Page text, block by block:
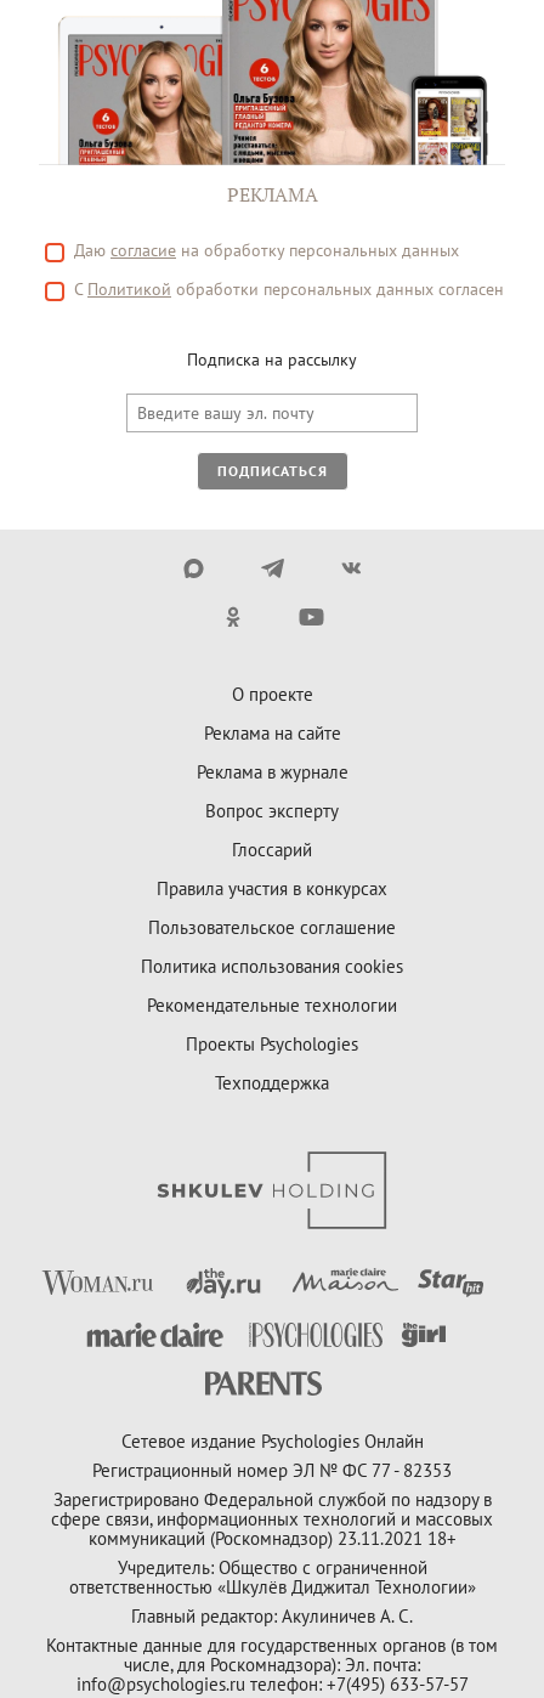
РЕКЛАМА
Даю согласие на обработку персональных данных
С Политикой обработки персональных данных согласен
Подписка на рассылку
ПОДПИСАТЬСЯ
О проекте
Реклама на сайте
Реклама в журнале
Вопрос эксперту
Глоссарий
Правила участия в конкурсах
Пользовательское соглашение
Политика использования cookies
Рекомендательные технологии
Проекты Psychologies
Техподдержка
Сетевое издание Psychologies Онлайн
Регистрационный номер ЭЛ № ФС 77 - 82353
Зарегистрировано Федеральной службой по надзору в
сфере связи, информационных технологий и массовых
коммуникаций (Роскомнадзор) 23.11.2021 18+
Учредитель: Общество с ограниченной
ответственностью «Шкулёв Диджитал Технологии»
Главный редактор: Акулиничев А. С.
Контактные данные для государственных органов (в том
числе, для Роскомнадзора): Эл. почта:
info@psychologies.ru телефон: +7(495) 633-57-57